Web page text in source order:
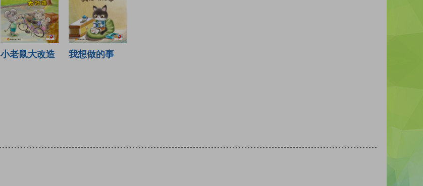
小老鼠大改造 我想做的事